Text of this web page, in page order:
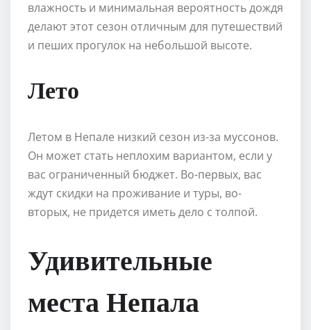
влажность и минимальная вероятность дождя
делают этот сезон отличным для путешествий
и пеших прогулок на небольшой высоте.
Лето
Летом в Непале низкий сезон из-за муссонов.
Он может стать неплохим вариантом, если у
вас ограниченный бюджет. Во-первых, вас
ждут скидки на проживание и туры, во-
вторых, не придется иметь дело с толпой.
Удивительные
места Непала